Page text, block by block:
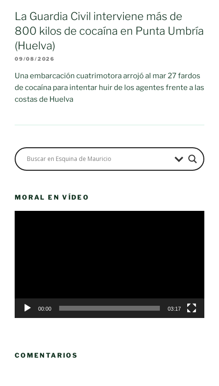
La Guardia Civil interviene más de
800 kilos de cocaína en Punta Umbría
(Huelva)
09/08/2026
Una embarcación cuatrimotora arrojó al mar 27 fardos
de cocaína para intentar huir de los agentes frente a las
costas de Huelva
MORAL EN VÍDEO
00:00 03:17
COMENTARIOS